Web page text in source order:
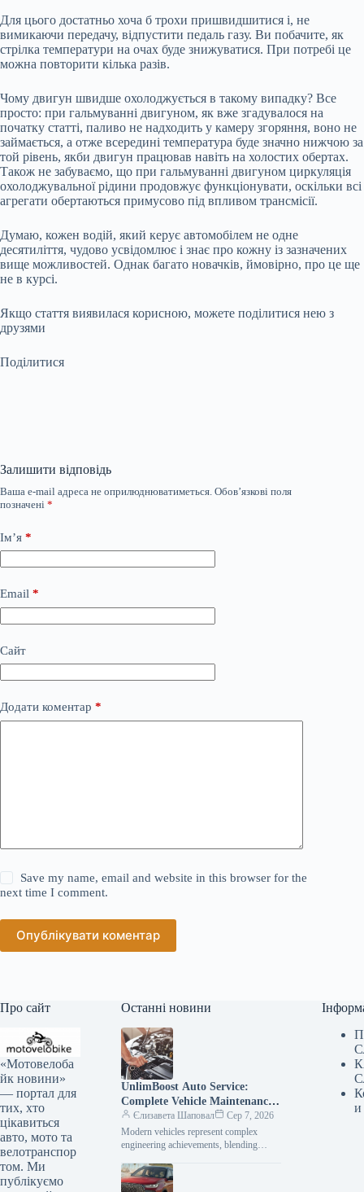
Для цього достатньо хоча б трохи пришвидшитися і, не
вимикаючи передачу, відпустити педаль газу. Ви побачите, як
стрілка температури на очах буде знижуватися. При потребі це
можна повторити кілька разів.
Чому двигун швидше охолоджується в такому випадку? Все
просто: при гальмуванні двигуном, як вже згадувалося на
початку статті, паливо не надходить у камеру згоряння, воно не
займається, а отже всередині температура буде значно нижчою за
той рівень, якби двигун працював навіть на холостих обертах.
Також не забуваємо, що при гальмуванні двигуном циркуляція
охолоджувальної рідини продовжує функціонувати, оскільки всі
агрегати обертаються примусово під впливом трансмісії.
Думаю, кожен водій, який керує автомобілем не одне
десятиліття, чудово усвідомлює і знає про кожну із зазначених
вище можливостей. Однак багато новачків, ймовірно, про це ще
не в курсі.
Якщо стаття виявилася корисною, можете поділитися нею з
друзями
Поділитися
Залишити відповідь
Ваша e-mail адреса не оприлюднюватиметься. Обов’язкові поля
позначені *
Ім’я *
Email *
Сайт
Додати коментар *
Save my name, email and website in this browser for the
next time I comment.
Опублікувати коментар
Про сайт
«Мотовелоба
йк новини»
— портал для
тих, хто
цікавиться
авто, мото та
велотранспор
том. Ми
публікуємо
Останні новини
UnlimBoost Auto Service:
Complete Vehicle Maintenance
& ECU Tuning
Єлизавета Шаповал
Сер 7, 2026
Modern vehicles represent complex
engineering achievements, blending
with intricate electronic management
systems. When searching for specialized
и